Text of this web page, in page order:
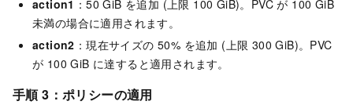
action1 ：50 GiB を追加 (上限 100 GiB)。PVC が 100 GiB
未満の場合に適用されます。
action2 ：現在サイズの 50% を追加 (上限 300 GiB)。PVC
が 100 GiB に達すると適用されます。
手順 3：ポリシーの適用